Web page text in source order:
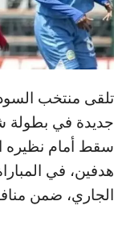
جديدة في بطولة
الجاري، ضمن